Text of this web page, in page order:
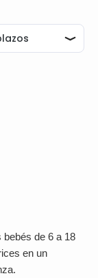
bebés de 6 a 18
en un